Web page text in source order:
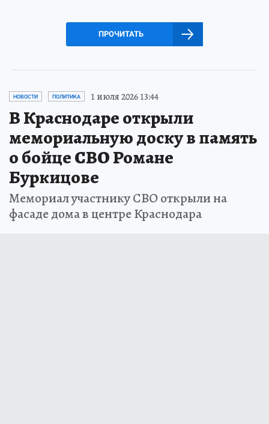
ПРОЧИТАТЬ
НОВОСТИ ПОЛИТИКА 1 июля 2026 13:44
В Краснодаре открыли
мемориальную доску в память
о бойце СВО Романе
Буркицове
Мемориал участнику СВО открыли на
фасаде дома в центре Краснодара